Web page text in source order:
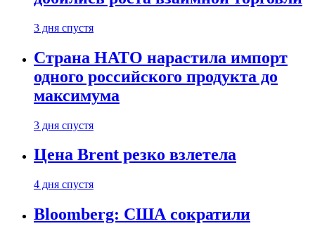
3 дня спустя
Страна НАТО нарастила импорт
одного российского продукта до
максимума
3 дня спустя
Цена Brent резко взлетела
4 дня спустя
Bloomberg: США сократили